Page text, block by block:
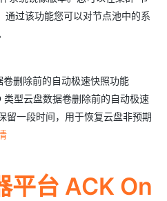
过该功能您可以对节点池中的系
删除前的自动极速快照功能
类型云盘数据卷删除前的自动极速
留一段时间，用于恢复云盘非预期
平台 ACK On